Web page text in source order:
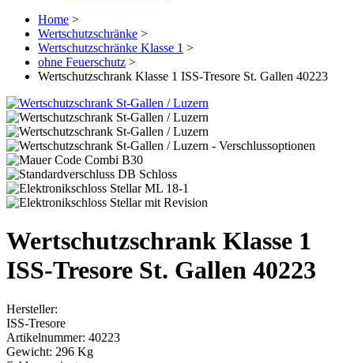
Home >
Wertschutzschränke >
Wertschutzschränke Klasse 1 >
ohne Feuerschutz >
Wertschutzschrank Klasse 1 ISS-Tresore St. Gallen 40223
Wertschutzschrank Klasse 1
ISS-Tresore St. Gallen 40223
Hersteller:
ISS-Tresore
Artikelnummer: 40223
Gewicht: 296 Kg